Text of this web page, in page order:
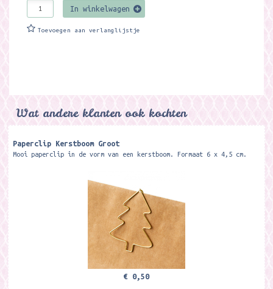
In winkelwagen
Toevoegen aan verlanglijstje
Wat andere klanten ook kochten
Paperclip Kerstboom Groot
Mooi paperclip in de vorm van een kerstboom. Formaat 6 x 4,5 cm.
€ 0,50